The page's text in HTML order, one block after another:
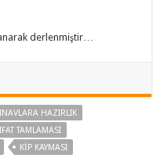
derlenmiştir…
HAZIRLIK
TAMLAMASI
KIP KAYMASI